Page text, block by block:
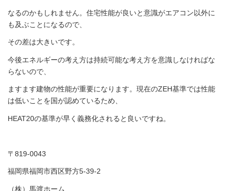
なるのかもしれません。住宅性能が良いと意識がエアコン以外に
も及ぶことになるので、
その差は大きいです。
今後エネルギーの考え方は持続可能な考え方を意識しなければな
らないので、
ますます建物の性能が重要になります。現在のZEH基準では性能
は低いことを国が認めているため、
HEAT20の基準が早く義務化されると良いですね。
〒819-0043
福岡県福岡市西区野方5-39-2
（株）馬渡ホーム